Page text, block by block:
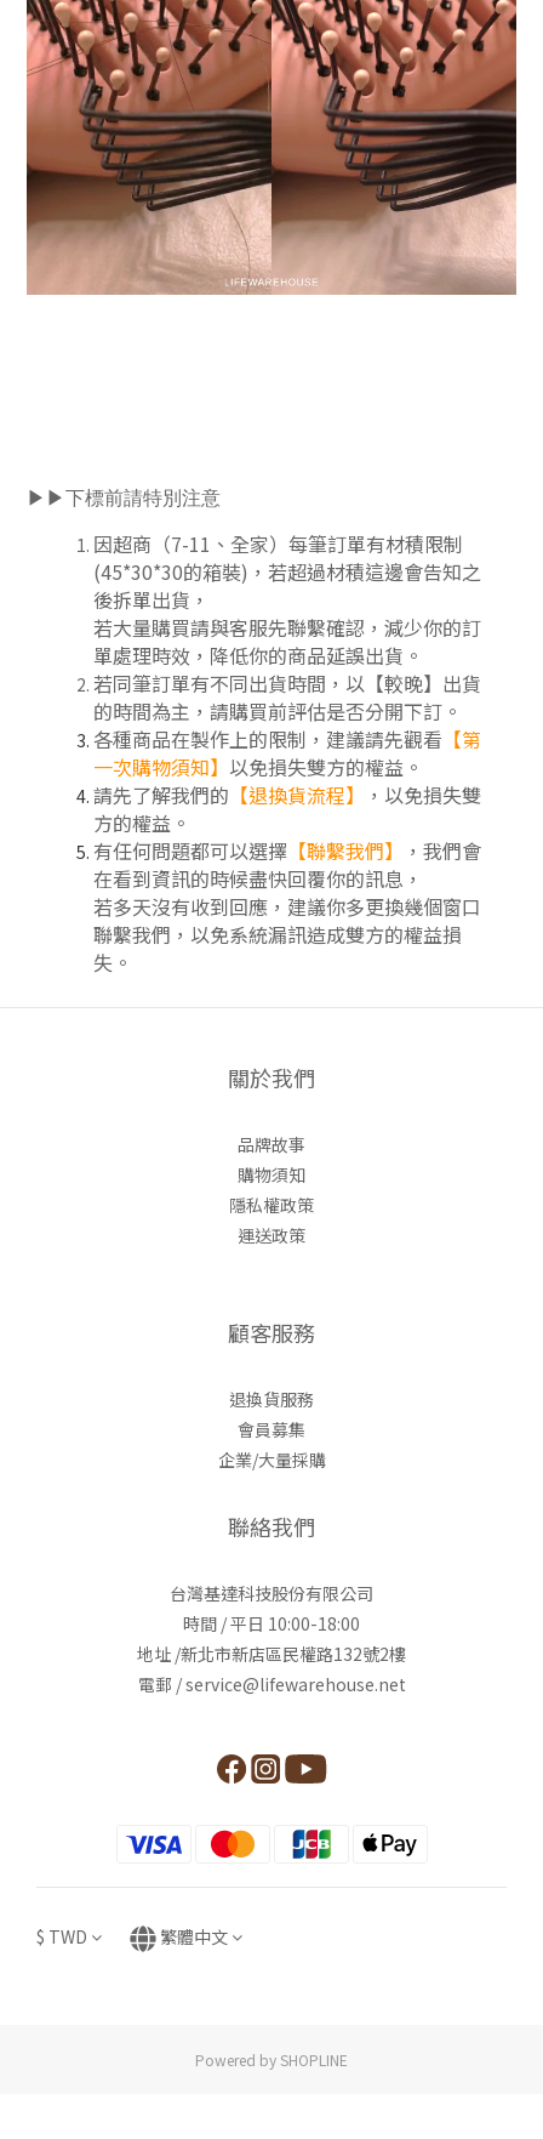
▶▶下標前請特別注意
因超商（7-11、全家）每筆訂單有材積限制
(45*30*30的箱裝)，若超過材積這邊會告知之
後拆單出貨，
若大量購買請與客服先聯繫確認，減少你的訂
單處理時效，降低你的商品延誤出貨。
若同筆訂單有不同出貨時間，以【較晚】出貨
的時間為主，請購買前評估是否分開下訂 。
各種商品在製作上的限制，建議請先觀看 【第
一次購物須知】 以免損失雙方的權益。
請先了解我們的 【退換貨流程】
，以免損失雙
方的權益。
有任何問題都可以選擇 【聯繫我們】
，我們會
在看到資訊的時候盡快回覆你的訊息，
若多天沒有收到回應，建議你多更換幾個窗口
聯繫我們，以免系統漏訊造成雙方的權益損
失。
關於我們
品牌故事
購物須知
隱私權政策
運送政策
顧客服務
退換貨服務
會員募集
企業/大量採購
聯絡我們
台灣基達科技股份有限公司
時間 / 平日 10:00-18:00
地址 /新北市新店區民權路132號2樓
電郵 / service@lifewarehouse.net
$ TWD 繁體中文
Powered by SHOPLINE